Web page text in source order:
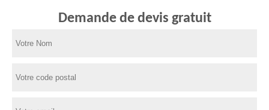
Demande de devis gratuit